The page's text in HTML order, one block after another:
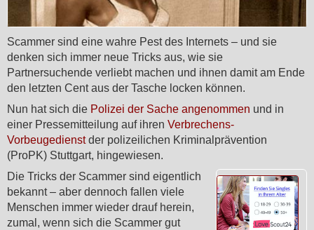
Scammer sind eine wahre Pest des Internets – und sie
denken sich immer neue Tricks aus, wie sie
Partnersuchende verliebt machen und ihnen damit am Ende
den letzten Cent aus der Tasche locken können.
Nun hat sich die Polizei der Sache angenommen und in
einer Pressemitteilung auf ihren Verbrechens-
Vorbeugedienstder polizeilichen Kriminalprävention
(ProPK) Stuttgart, hingewiesen.
Die Tricks der Scammer sind eigentlich
bekannt – aber dennoch fallen viele
Menschen immer wieder drauf herein,
zumal, wenn sich die Scammer gut